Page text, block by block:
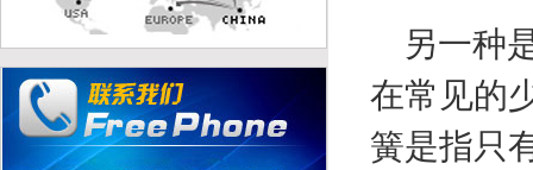
另一种
在常见的
簧是指只